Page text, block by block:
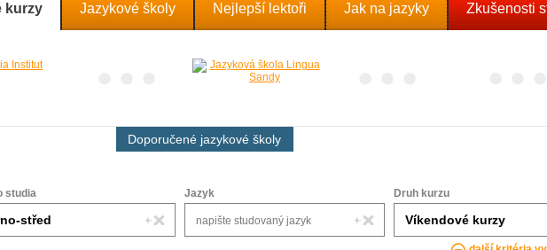
kurzy Jazykové školy Nejlepší lektoři Jak na jazyky Zkušenosti
Doporučené jazykové školy
studia Jazyk Druh kurzu